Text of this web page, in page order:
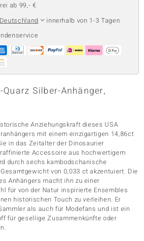
ab 99,- €
Deutschland
innerhalb von 1-3 Tagen
Silber-Anhänger,
Anziehungskraft dieses USA
mit einem einzigartigen 14,86ct
in das Zeitalter der Dinosaurier
Accessoire aus hochwertigem
durch sechs kambodschanische
von 0,033 ct akzentuiert. Die
Anhängers macht ihn zu einer
für von der Natur inspirierte Ensembles
historischen Touch zu verleihen. Er
als auch für Modefans und ist ein
für gesellige Zusammenkünfte oder